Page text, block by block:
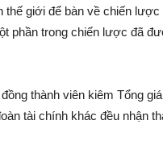
thế giới để bàn về chiến
phần trong chiến lược đã
thành viên kiêm Tổng
tài chính khác đều nhận